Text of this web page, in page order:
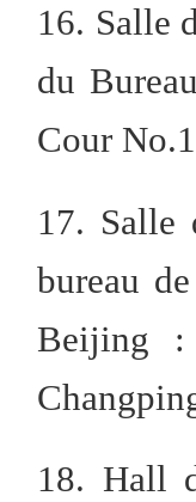
16. Salle
du
Cour
17. Salle
bureau
Beijing :
18. Hall